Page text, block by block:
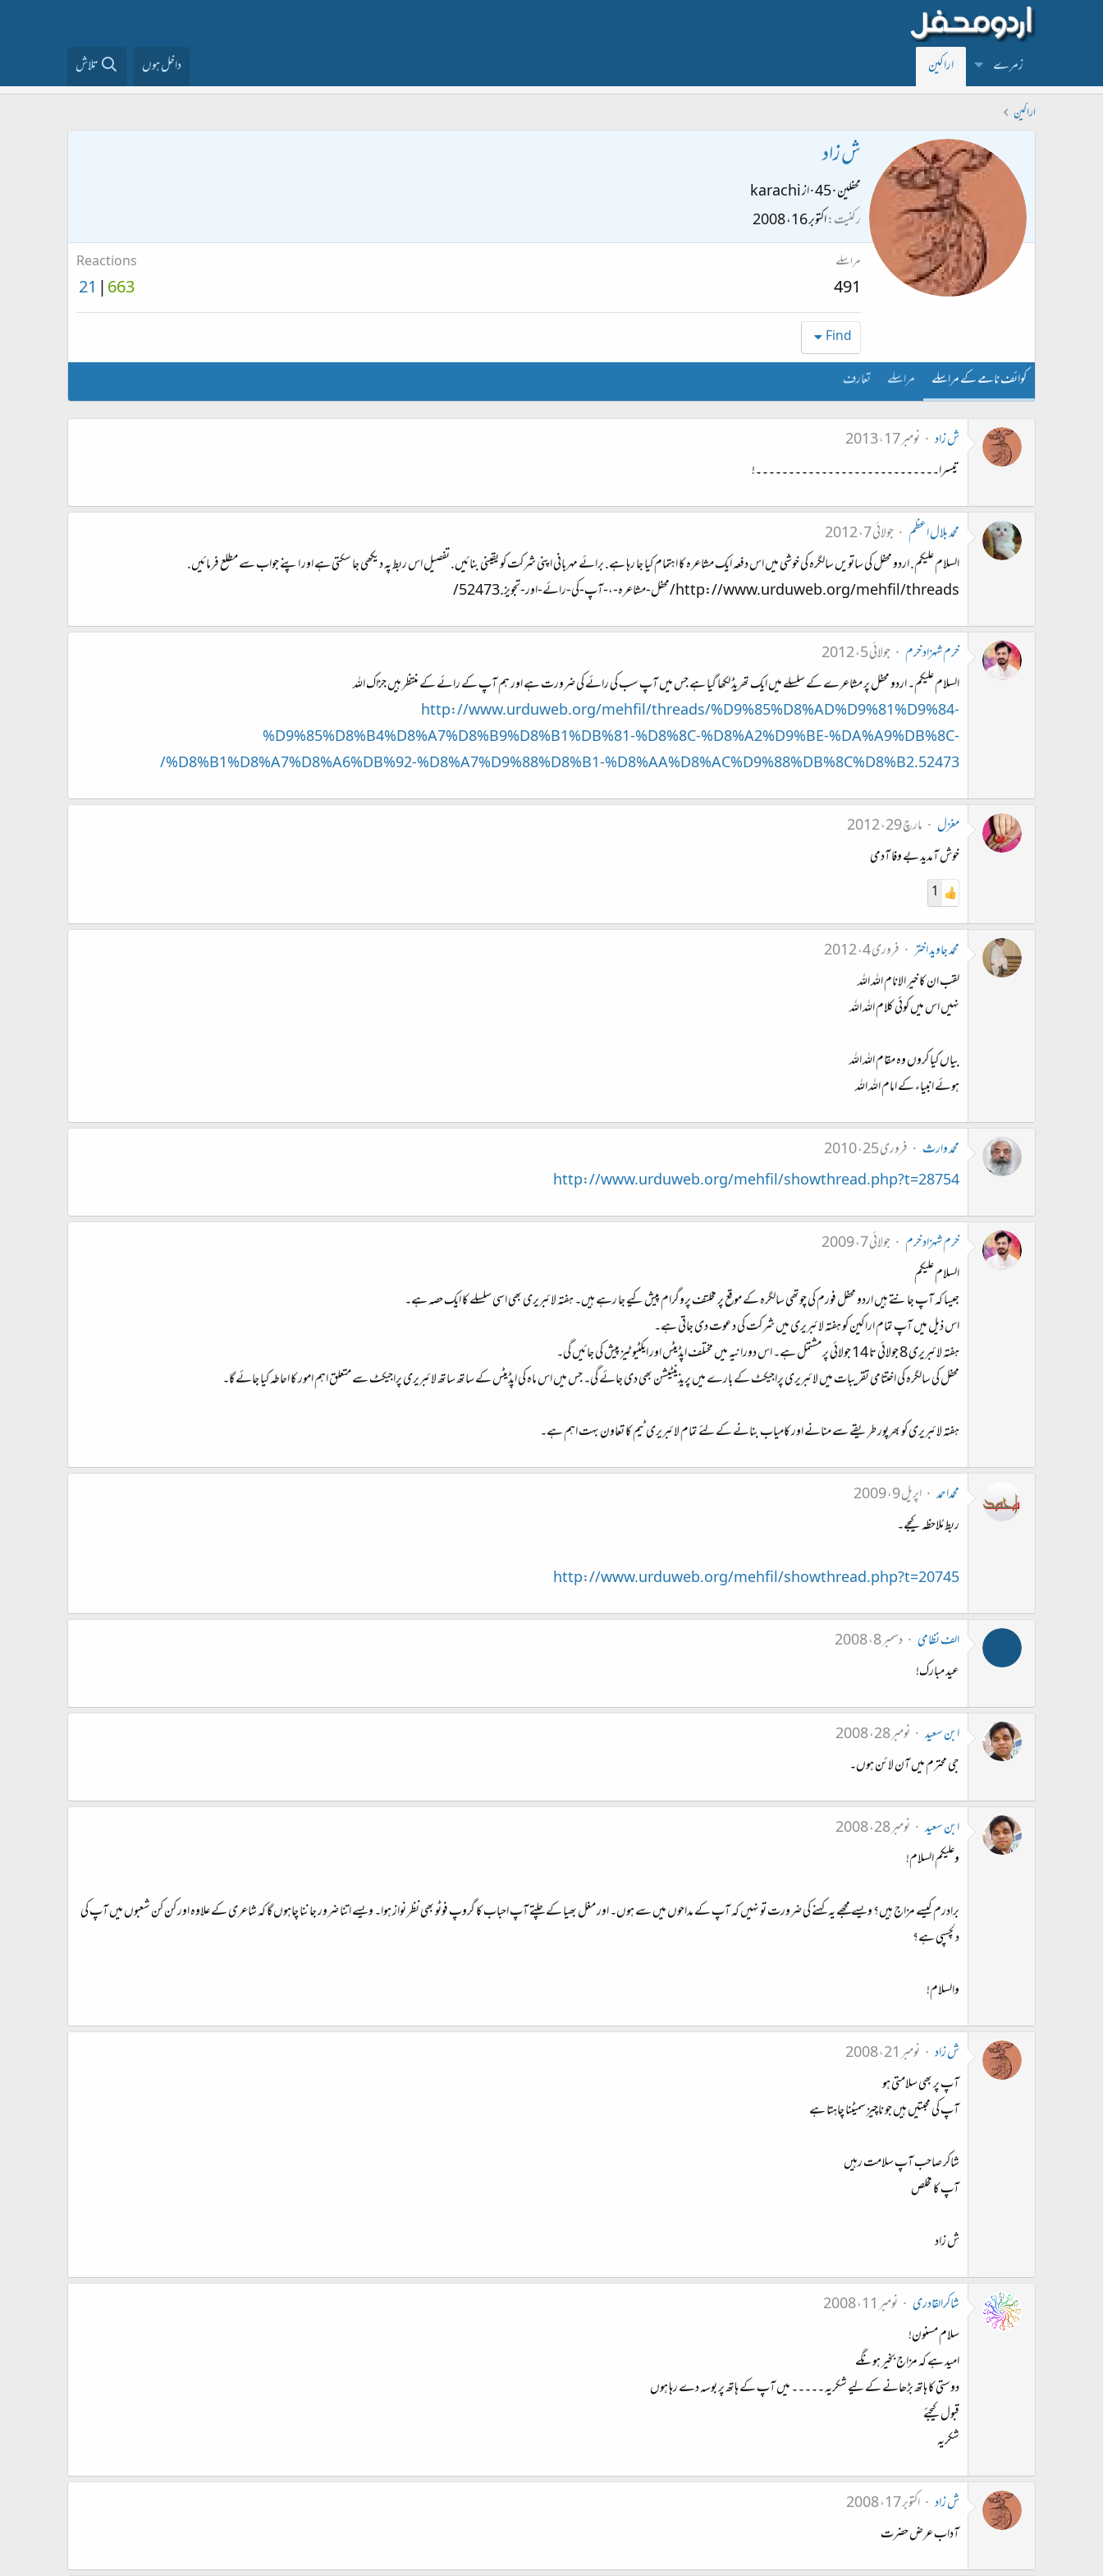
زمرے اراکین داخل ہوں تلاش
اراکین
ش زاد
محفلین·
·ازkarachi
رکنیت اکتوبر 16، 2008
مراسلے
491
Reactions
663
21
Find
کوائف نامے کے مراسلے مراسلے تعارف
ش زاد
نومبر 17، 2013
تیسرا۔۔۔۔۔۔۔۔۔۔۔۔۔۔۔۔۔۔۔۔۔۔۔۔۔۔۔۔!
محمد بلال اعظم
جولائی 7، 2012
السلام علیکم. اردو محفل کی ساتویں سالگرہ کی خوشی میں اس دفعہ ایک مشاعرہ کا اہتمام کیا جا رہا ہے. برائے مہربانی اپنی شرکت کو یقینی بنائیں. تفصیل اس ربط پہ دیکھی جا سکتی ہے اور اپنے جواب سے مطلع فرمائیں.
http://www.urduweb.org/mehfil/threads/محفل-مشاعرہ-،-آپ-کی-رائے-اور-تجویز.52473/
خرم شہزاد خرم
جولائی 5، 2012
السلام علیکم۔ اردو محفل پر مشاعرے کے سلسلے میں ایک تھریڈ لکھا گیا ہے جس میں آپ سب کی رائے کی ضرورت ہے اور ہم آپ کے رائے کے منتظر ہیں جزاک اللہ
http://www.urduweb.org/mehfil/threads/%D9%85%D8%AD%D9%81%D9%84-
%D9%85%D8%B4%D8%A7%D8%B9%D8%B1%DB%81-%D8%8C-%D8%A2%D9%BE-%DA%A9%DB%8C-
%D8%B1%D8%A7%D8%A6%DB%92-%D8%A7%D9%88%D8%B1-%D8%AA%D8%AC%D9%88%DB%8C%D8%B2.52473/
مغزل
مارچ 29، 2012
خوش آمدید بے وفا آدمی
1
محمد جاوید اختر
فروری 4، 2012
لقب ان کا خیر الانام اللہ اللہ
نہیں اس میں کوئی کلام اللہ اللہ
بیاں کیا کروں وہ مقام اللہ اللہ
ہوئے انبیاء کے امام اللہ اللہ
محمد وارث
فروری 25، 2010
http://www.urduweb.org/mehfil/showthread.php?t=28754
خرم شہزاد خرم
جولائی 7، 2009
السلام علیکم
جیسا کہ آپ جانتے ہیں اردو محفل فورم کی چوتھی سالگرہ کے موقع پر مخلتف پروگرام پیش کیے جا رہے ہیں۔ ہفتہ لائبریری بھی اسی سلسلے کا ایک حصہ ہے۔
اس ذیل میں آپ تمام اراکین کو ہفتہ لائبریری میں شرکت کی دعوت دی جاتی ہے۔
ہفتہ لائبریری 8 جولائی تا 14 جولائی پر مشتمل ہے۔ اس دورانیہ میں مختلف اپڈیٹس اور ایکٹیوٹیز پیش کی جائیں گی۔
محفل کی سالگرہ کی اختتامی تقریبات میں لائبریری پراجیکٹ کے بارے میں پریذینٹیشن بھی دی جائے گی۔ جس میں اس ماہ کی اپڈیٹس کے ساتھ ساتھ لائبریری پراجیکٹ سے متعلق اہم امور کا احاطہ کیا جائے گا۔
ہفتہ لائبریری کو بھرپور طریقے سے منانے اور کامیاب بنانے کے لئے تمام لائبریری ٹیم کا تعاون بہت اہم ہے۔
محمداحمد
اپریل 9، 2009
ربط مُلاحظہ کیجے۔
http://www.urduweb.org/mehfil/showthread.php?t=20745
الف نظامی
دسمبر 8، 2008
عید مبارک!
ابن سعید
نومبر 28، 2008
جی محترم میں آن لائن ہوں۔
ابن سعید
نومبر 28، 2008
وعلیکم السلام!
برادرم کیسے مزاج ہیں؟ ویسے مجھے یہ کہنے کی ضرورت تو نہیں کہ آپ کے مداحوں میں سے ہوں۔ اور مغل بھیا کے چلتے آپ احباب کا گروپ فوٹو بھی نظر نواز ہوا۔ ویسے اتنا ضرور جاننا چاہوں گا کہ شاعری کے علاوہ اور کن کن شعبوں میں آپ کی
دلچسپی ہے؟
والسلام!
ش زاد
نومبر 21، 2008
آپ پر بھی سلامتی ہو
آپ کی محبتیں ہیں جو ناچیز سمیٹنا چاہتا ہے
شاکر صاحب آپ سلامت رہیں
آپ کا مخلص
ش زاد
شاکرالقادری
نومبر 11، 2008
سلام مسنون!
امید ہے کہ مزاج بخیر ہونگے
دوستی کا ہاتھ بڑھانے کے لیے شکریہ ۔۔۔۔۔ میں آپ کے ہاتھ پر بوسہ دے رہا ہوں
قبول کیجئے
شکریہ
ش زاد
اکتوبر 17، 2008
آداب عرض حضرت